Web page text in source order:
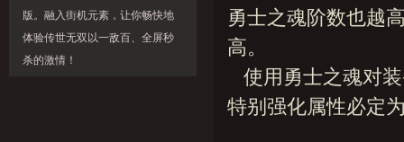
版。融入街机元素，让你畅快地
体验传世无双以一敌百、全屏秒
杀的激情！
勇士之魂阶数也越
高。
使用勇士之魂对
特别强化属性必定